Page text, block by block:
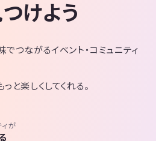
けよう
つながるイベント・コミュニティ
と楽しくしてくれる。
が